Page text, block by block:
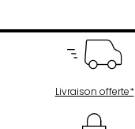
Livraison offerte*